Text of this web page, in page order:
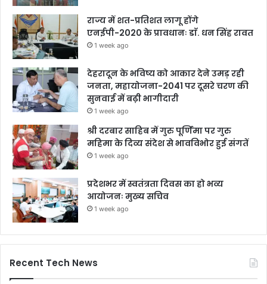
राज्य में शत-प्रतिशत लागू होंगे
एनईपी-2020 के प्रावधानः डाॅ. धन सिंह रावत
1 week ago
देहरादून के भविष्य को आकार देने उमड़ रही
जनता, महायोजना-2041 पर दूसरे चरण की
सुनवाई में बढ़ी भागीदारी
1 week ago
श्री दरबार साहिब में गुरु पूर्णिमा पर गुरु
महिमा के दिव्य संदेश से भावविभोर हुई संगतें
1 week ago
प्रदेशभर में स्वतंत्रता दिवस का हो भव्य
आयोजनः मुख्य सचिव
1 week ago
Recent Tech News